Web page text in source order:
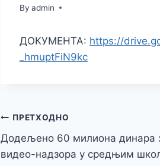
By admin
ДОКУМЕНТА: https://
_hmuptFiN9kc
Кретање
чланка
ПРЕТХОДНО
Додељено 60 милиона динара
видео-надзора у средњим